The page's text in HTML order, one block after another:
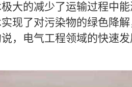
大的减少了运输过程中
现了对污染物的绿色降
，电气工程领域的快速